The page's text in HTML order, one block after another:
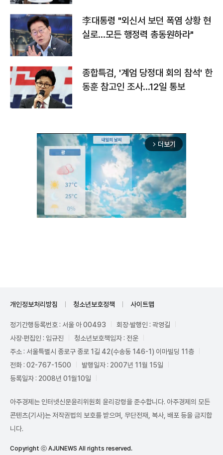
李대통령 "외신서 보던 폭염 상황 현
실로…모든 행정력 총동원하라"
종합특검, '계엄 당정대 회의 참석' 한
동훈 참고인 조사...12일 통보
arrow_forward_ios 더보기
개인정보처리방침 청소년보호정책 사이트맵
정기간행등록번호 : 서울 아 00493
회장·발행인 : 곽영길
사장·편집인 : 임규진
청소년보호책임자 : 전운
주소 : 서울특별시 종로구 종로 1길 42(수송동 146-1) 이마빌딩 11층
전화 : 02-767-1500
발행일자 : 2007년 11월 15일
등록일자 : 2008년 01월10일
아주경제는 인터넷신문윤리위원회 윤리강령을 준수합니다. 아주경제의 모든
콘텐츠(기사)는 저작권법의 보호를 받으며, 무단전재, 복사, 배포 등을 금지합
니다.
Copyright ⓒ AJUNEWS All rights reserved.